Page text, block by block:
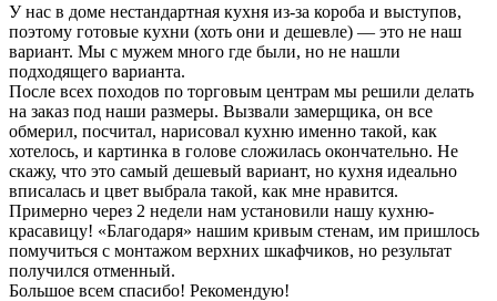
У нас в доме нестандартная кухня из-за короба и выступов,
поэтому готовые кухни (хоть они и дешевле) — это не наш
вариант. Мы с мужем много где были, но не нашли
подходящего варианта.
После всех походов по торговым центрам мы решили делать
на заказ под наши размеры. Вызвали замерщика, он все
обмерил, посчитал, нарисовал кухню именно такой, как
хотелось, и картинка в голове сложилась окончательно. Не
скажу, что это самый дешевый вариант, но кухня идеально
вписалась и цвет выбрала такой, как мне нравится.
Примерно через 2 недели нам установили нашу кухню-
красавицу! «Благодаря» нашим кривым стенам, им пришлось
помучиться с монтажом верхних шкафчиков, но результат
получился отменный.
Большое всем спасибо! Рекомендую!